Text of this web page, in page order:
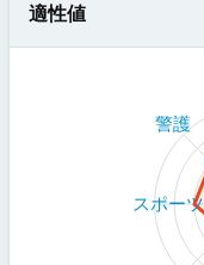
適性値
スポーツ
警護